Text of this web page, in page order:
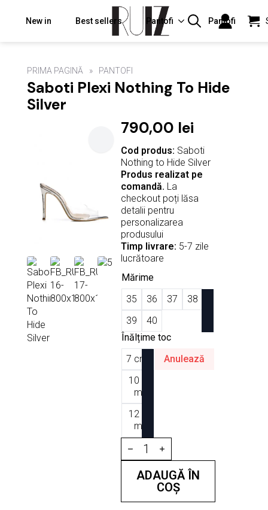
New in Best sellers Pantofi Pantofi
PRIMA PAGINĂ PANTOFI
Saboti Plexi Nothing To Hide
Silver
790,00 lei
Cod produs: Saboti
Nothing to Hide Silver
Produs realizat pe
comandă. La
checkout poți lăsa
detalii pentru
personalizarea
produsului
Timp livrare: 5-7 zile
lucrătoare
Mărime
35
36 37
38
39
40
Înălțime toc
7 cm
10 c
m
12 c
m
Anulează
Cantitate
Saboti
Plexi
Nothing
Silver
ADAUGĂ ÎN
COȘ